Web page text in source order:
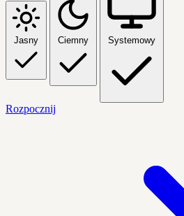
Jasny Ciemny Systemowy
Rozpocznij